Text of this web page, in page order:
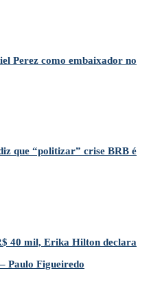
Perez como embaixador no
que “politizar” crise BRB é
40 mil, Erika Hilton declara
Paulo Figueiredo